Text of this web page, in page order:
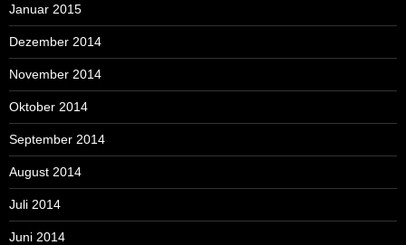
Januar 2015
Dezember 2014
November 2014
Oktober 2014
September 2014
August 2014
Juli 2014
Juni 2014